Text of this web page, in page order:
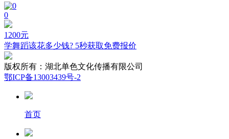
0
1200元
学舞蹈该花多少钱? 5秒获取免费报价
版权所有： 湖北单色文化传播有限公司
鄂ICP备13003439号-2
首页